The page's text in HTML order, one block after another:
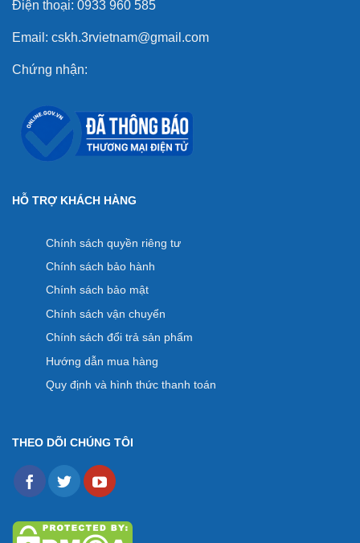
Điện thoại: 0933 960 585
Email: cskh.3rvietnam@gmail.com
Chứng nhận:
HỖ TRỢ KHÁCH HÀNG
Chính sách quyền riêng tư
Chính sách bảo hành
Chính sách bảo mật
Chính sách vận chuyển
Chính sách đổi trả sản phẩm
Hướng dẫn mua hàng
Quy định và hình thức thanh toán
THEO DÕI CHÚNG TÔI